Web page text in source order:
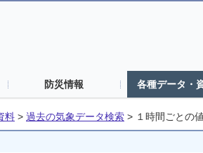
防災情報 各種データ・
料 > 過去の気象データ検索 > １時間ごとの